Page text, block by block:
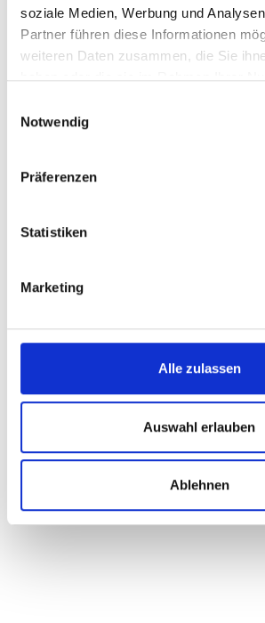
soziale Medien, Werbung und
Partner führen diese Informationen
weiteren Daten zusammen, die Sie
haben oder die sie im Rahmen Ihrer
Notwendig
Präferenzen
Statistiken
Marketing
Alle zulassen
Auswahl erlauben
Ablehnen
Beliebteste Beiträge
Karkogel/Abtenau: Svazek freut sich über
und Perspektive für die Region
Nurses
17. Juli 2026
22. Juni 2026